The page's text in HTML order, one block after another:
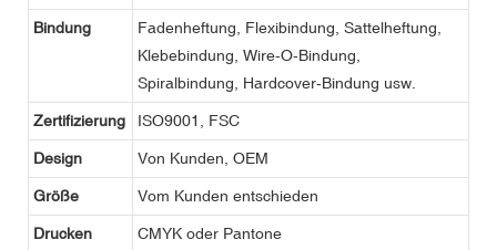
Bindung
Fadenheftung, Flexibindung, Sattelheftung,
Klebebindung, Wire-O-Bindung,
Spiralbindung, Hardcover-Bindung usw.
Zertifizierung ISO9001, FSC
Design Von Kunden, OEM
Größe Vom Kunden entschieden
Drucken CMYK oder Pantone